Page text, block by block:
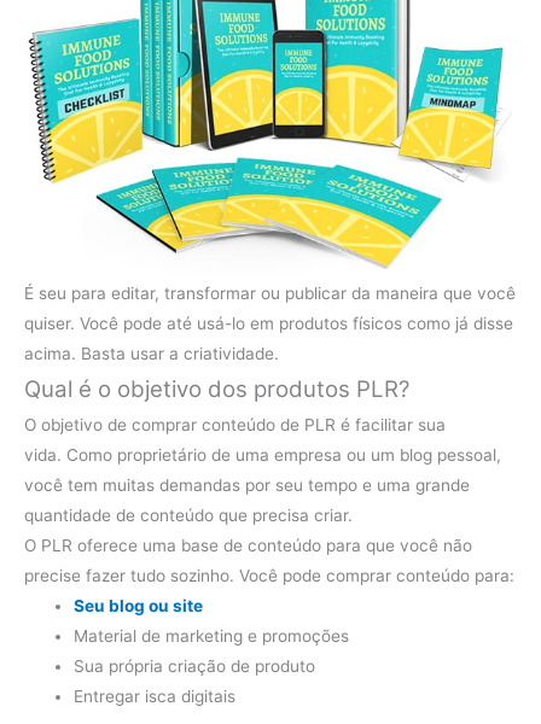
É seu para editar, transformar ou publicar da maneira que você
quiser. Você pode até usá-lo em produtos físicos como já disse
acima. Basta usar a criatividade.
Qual é o objetivo dos produtos PLR?
O objetivo de comprar conteúdo de PLR ​​é facilitar sua
vida. Como proprietário de uma empresa ou um blog pessoal,
você tem muitas demandas por seu tempo e uma grande
quantidade de conteúdo que precisa criar.
O PLR oferece uma base de conteúdo para que você não
precise fazer tudo sozinho. Você pode comprar conteúdo para:
Seu blog ou site
Material de marketing e promoções
Sua própria criação de produto
Entregar isca digitais